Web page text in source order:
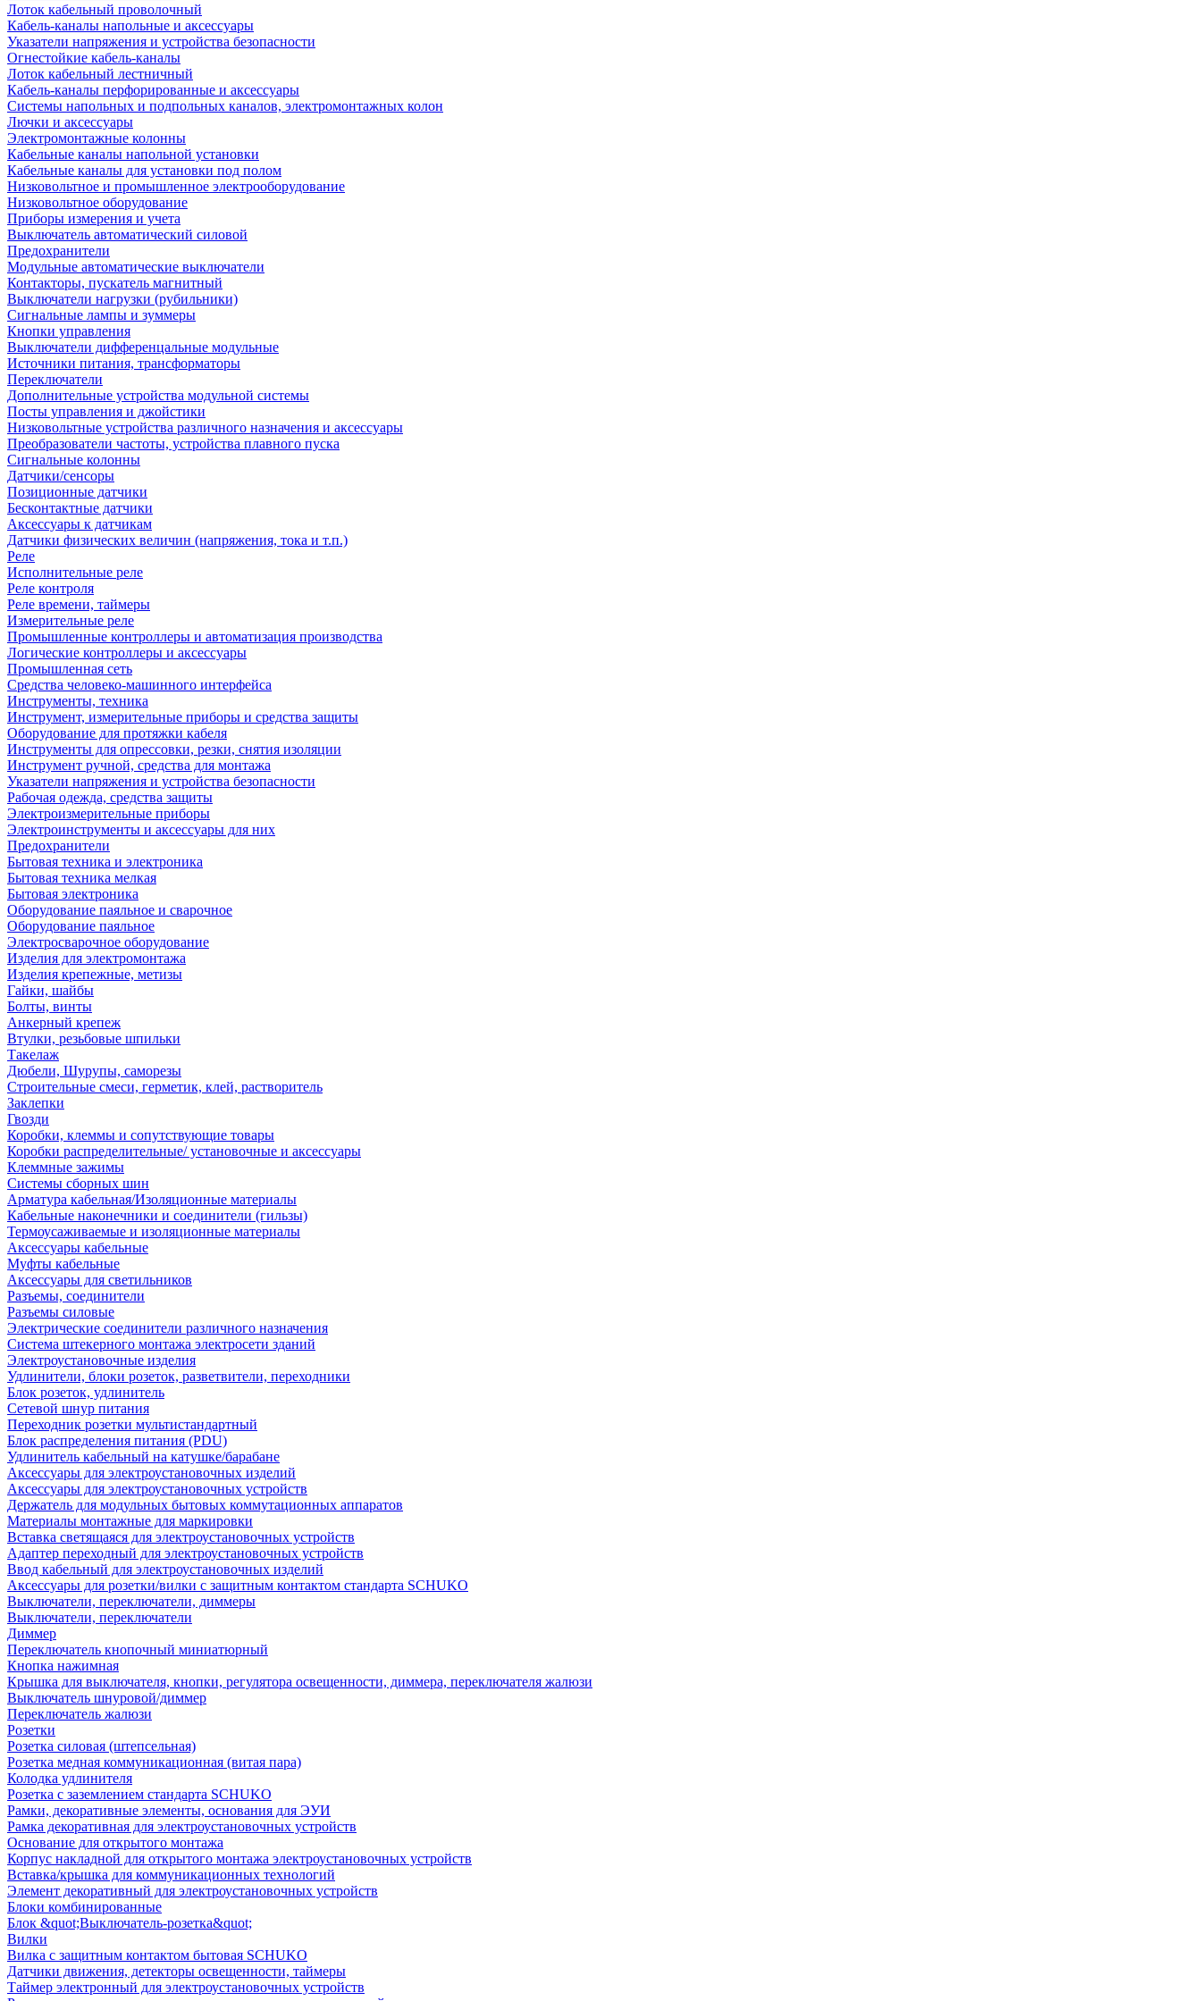
Лоток кабельный проволочный
Кабель-каналы напольные и аксессуары
Указатели напряжения и устройства безопасности
Огнестойкие кабель-каналы
Лоток кабельный лестничный
Кабель-каналы перфорированные и аксессуары
Системы напольных и подпольных каналов, электромонтажных колон
Лючки и аксессуары
Электромонтажные колонны
Кабельные каналы напольной установки
Кабельные каналы для установки под полом
Низковольтное и промышленное электрооборудование
Низковольтное оборудование
Приборы измерения и учета
Выключатель автоматический силовой
Предохранители
Модульные автоматические выключатели
Контакторы, пускатель магнитный
Выключатели нагрузки (рубильники)
Сигнальные лампы и зуммеры
Кнопки управления
Выключатели дифференцальные модульные
Источники питания, трансформаторы
Переключатели
Дополнительные устройства модульной системы
Посты управления и джойстики
Низковольтные устройства различного назначения и аксессуары
Преобразователи частоты, устройства плавного пуска
Сигнальные колонны
Датчики/сенсоры
Позиционные датчики
Бесконтактные датчики
Аксессуары к датчикам
Датчики физических величин (напряжения, тока и т.п.)
Реле
Исполнительные реле
Реле контроля
Реле времени, таймеры
Измерительные реле
Промышленные контроллеры и автоматизация производства
Логические контроллеры и аксессуары
Промышленная сеть
Средства человеко-машинного интерфейса
Инструменты, техника
Инструмент, измерительные приборы и средства защиты
Оборудование для протяжки кабеля
Инструменты для опрессовки, резки, снятия изоляции
Инструмент ручной, средства для монтажа
Указатели напряжения и устройства безопасности
Рабочая одежда, средства защиты
Электроизмерительные приборы
Электроинструменты и аксессуары для них
Предохранители
Бытовая техника и электроника
Бытовая техника мелкая
Бытовая электроника
Оборудование паяльное и сварочное
Оборудование паяльное
Электросварочное оборудование
Изделия для электромонтажа
Изделия крепежные, метизы
Гайки, шайбы
Болты, винты
Анкерный крепеж
Втулки, резьбовые шпильки
Такелаж
Дюбели, Шурупы, саморезы
Строительные смеси, герметик, клей, растворитель
Заклепки
Гвозди
Коробки, клеммы и сопутствующие товары
Коробки распределительные/ установочные и аксессуары
Клеммные зажимы
Системы сборных шин
Арматура кабельная/Изоляционные материалы
Кабельные наконечники и соединители (гильзы)
Термоусаживаемые и изоляционные материалы
Аксессуары кабельные
Муфты кабельные
Аксессуары для светильников
Разъемы, соединители
Разъемы силовые
Электрические соединители различного назначения
Система штекерного монтажа электросети зданий
Электроустановочные изделия
Удлинители, блоки розеток, разветвители, переходники
Блок розеток, удлинитель
Сетевой шнур питания
Переходник розетки мультистандартный
Блок распределения питания (PDU)
Удлинитель кабельный на катушке/барабане
Аксессуары для электроустановочных изделий
Аксессуары для электроустановочных устройств
Держатель для модульных бытовых коммутационных аппаратов
Материалы монтажные для маркировки
Вставка светящаяся для электроустановочных устройств
Адаптер переходный для электроустановочных устройств
Ввод кабельный для электроустановочных изделий
Аксессуары для розетки/вилки с защитным контактом стандарта SCHUKO
Выключатели, переключатели, диммеры
Выключатели, переключатели
Диммер
Переключатель кнопочный миниатюрный
Кнопка нажимная
Крышка для выключателя, кнопки, регулятора освещенности, диммера, переключателя жалюзи
Выключатель шнуровой/диммер
Переключатель жалюзи
Розетки
Розетка силовая (штепсельная)
Розетка медная коммуникационная (витая пара)
Колодка удлинителя
Розетка с заземлением стандарта SCHUKO
Рамки, декоративные элементы, основания для ЭУИ
Рамка декоративная для электроустановочных устройств
Основание для открытого монтажа
Корпус накладной для открытого монтажа электроустановочных устройств
Вставка/крышка для коммуникационных технологий
Элемент декоративный для электроустановочных устройств
Блоки комбинированные
Блок &quot;Выключатель-розетка&quot;
Вилки
Вилка с защитным контактом бытовая SCHUKO
Датчики движения, детекторы освещенности, таймеры
Таймер электронный для электроустановочных устройств